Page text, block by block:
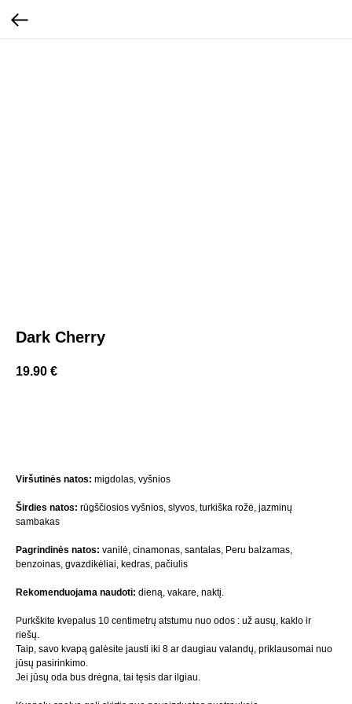
Dark Cherry
19.90 €
Viršutinės natos: migdolas, vyšnios
Širdies natos: rūgščiosios vyšnios, slyvos, turkiška rožė, jazminų
sambakas
Pagrindinės natos: vanilė, cinamonas, santalas, Peru balzamas,
benzoinas, gvazdikėliai, kedras, pačiulis
Rekomenduojama naudoti: dieną, vakare, naktį.
Purkškite kvepalus 10 centimetrų atstumu nuo odos : už ausų, kaklo ir
riešų.
Taip, savo kvapą galėsite jausti iki 8 ar daugiau valandų, priklausomai nuo
jūsų pasirinkimo.
Jei jūsų oda bus drėgna, tai tęsis dar ilgiau.